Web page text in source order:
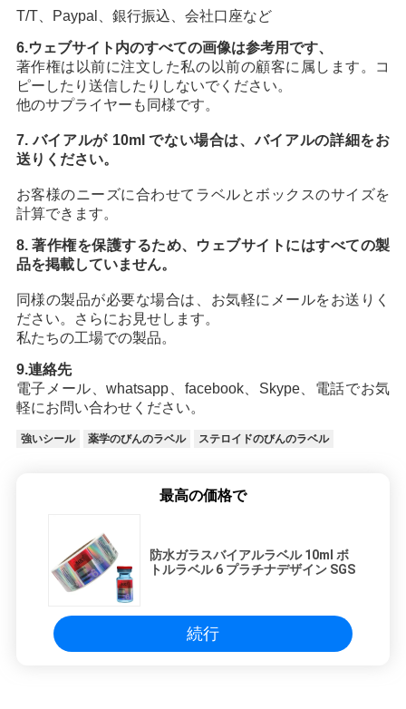
T/T、Paypal、銀行振込、会社口座など
6.ウェブサイト内のすべての画像は参考用です、
著作権は以前に注文した私の以前の顧客に属します。コ
ピーしたり送信したりしないでください。
他のサプライヤーも同様です。
7. バイアルが 10ml でない場合は、バイアルの詳細をお
送りください。
お客様のニーズに合わせてラベルとボックスのサイズを
計算できます。
8. 著作権を保護するため、ウェブサイトにはすべての製
品を掲載していません。
同様の製品が必要な場合は、お気軽にメールをお送りく
ださい。さらにお見せします。
私たちの工場での製品。
9.連絡先
電子メール、whatsapp、facebook、Skype、電話でお気
軽にお問い合わせください。
強いシール 薬学のびんのラベル ステロイドのびんのラベル
最高の価格で
防水ガラスバイアルラベル 10ml ボ
トルラベル 6 プラチナデザイン SGS
続行